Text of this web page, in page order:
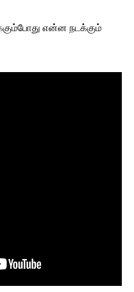
என்ன நடக்கும்